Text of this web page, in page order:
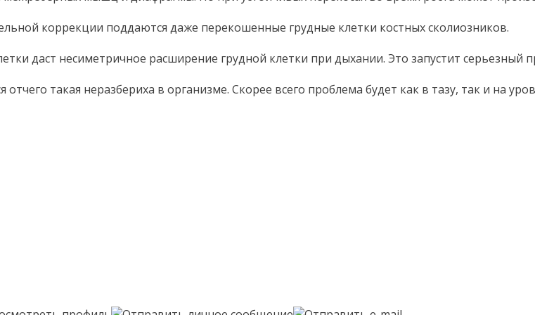
коррекции поддаются даже перекошенные грудные клетки костных сколиозников.
даст несиметричное расширение грудной клетки при дыхании. Это запустит
такая неразбериха в организме. Скорее всего проблема будет как в тазу, так и на